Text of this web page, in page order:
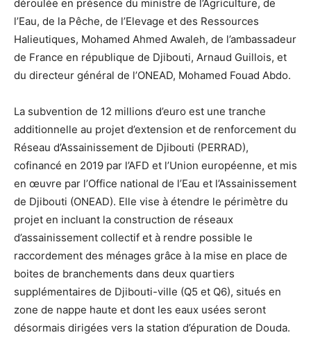
déroulée en présence du ministre de l’Agriculture, de
l’Eau, de la Pêche, de l’Elevage et des Ressources
Halieutiques, Mohamed Ahmed Awaleh, de l’ambassadeur
de France en république de Djibouti, Arnaud Guillois, et
du directeur général de l’ONEAD, Mohamed Fouad Abdo.
La subvention de 12 millions d’euro est une tranche
additionnelle au projet d’extension et de renforcement du
Réseau d’Assainissement de Djibouti (PERRAD),
cofinancé en 2019 par l’AFD et l’Union européenne, et mis
en œuvre par l’Office national de l’Eau et l’Assainissement
de Djibouti (ONEAD). Elle vise à étendre le périmètre du
projet en incluant la construction de réseaux
d’assainissement collectif et à rendre possible le
raccordement des ménages grâce à la mise en place de
boites de branchements dans deux quartiers
supplémentaires de Djibouti-ville (Q5 et Q6), situés en
zone de nappe haute et dont les eaux usées seront
désormais dirigées vers la station d’épuration de Douda.